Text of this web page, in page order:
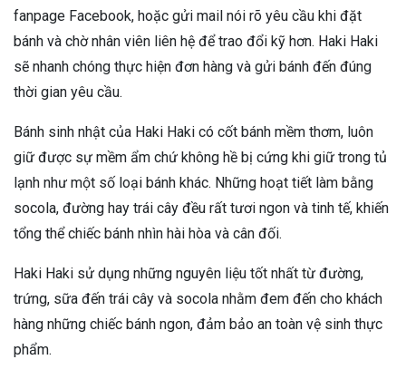
fanpage Facebook, hoặc gửi mail nói rõ yêu cầu khi đặt
bánh và chờ nhân viên liên hệ để trao đổi kỹ hơn. Haki Haki
sẽ nhanh chóng thực hiện đơn hàng và gửi bánh đến đúng
thời gian yêu cầu.
Bánh sinh nhật của Haki Haki có cốt bánh mềm thơm, luôn
giữ được sự mềm ẩm chứ không hề bị cứng khi giữ trong tủ
lạnh như một số loại bánh khác. Những hoạt tiết làm bằng
socola, đường hay trái cây đều rất tươi ngon và tinh tế, khiến
tổng thể chiếc bánh nhìn hài hòa và cân đối.
Haki Haki sử dụng những nguyên liệu tốt nhất từ đường,
trứng, sữa đến trái cây và socola nhằm đem đến cho khách
hàng những chiếc bánh ngon, đảm bảo an toàn vệ sinh thực
phẩm.